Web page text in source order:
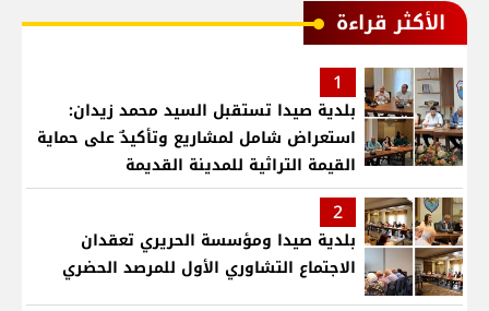
الأكثر قراءة
1
بلدية صيدا تستقبل السيد محمد زيدان:
استعراض شامل لمشاريع وتأكيدٌ على حماية
القيمة التراثية للمدينة القديمة
2
بلدية صيدا ومؤسسة الحريري تعقدان
الاجتماع التشاوري الأول للمرصد الحضري